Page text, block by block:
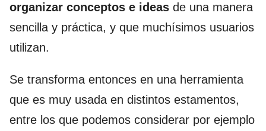
organizar conceptos e ideas de una manera
sencilla y práctica, y que muchísimos usuarios
utilizan.
Se transforma entonces en una herramienta
que es muy usada en distintos estamentos,
entre los que podemos considerar por ejemplo